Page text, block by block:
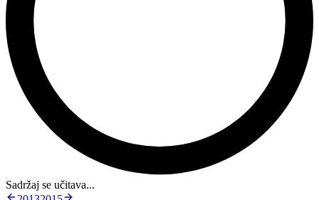
Sadržaj se učitava...